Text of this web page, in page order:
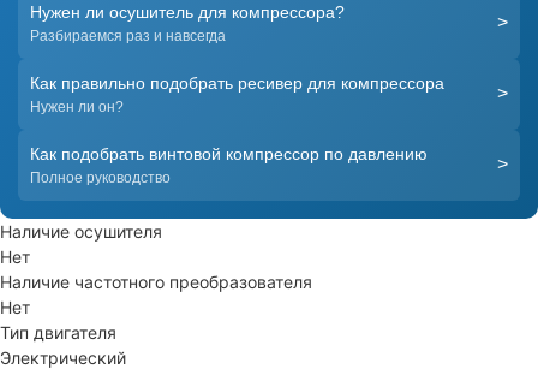
Нужен ли осушитель для компрессора?
Разбираемся раз и навсегда
>
Как правильно подобрать ресивер для компрессора
Нужен ли он?
>
Как подобрать винтовой компрессор по давлению
Полное руководство
>
Наличие осушителя
Нет
Наличие частотного преобразователя
Нет
Тип двигателя
Электрический